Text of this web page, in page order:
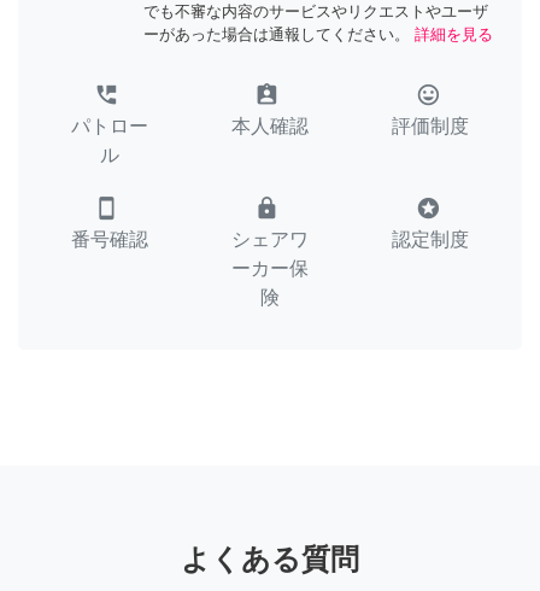
でも不審な内容のサービスやリクエストやユーザ
ーがあった場合は通報してください。
詳細を見る
perm_phone_msg
パトロー
ル
assignment_ind
本人確認
tag_faces
評価制度
smartphone
番号確認
lock
シェアワ
ーカー保
険
stars
認定制度
よくある質問